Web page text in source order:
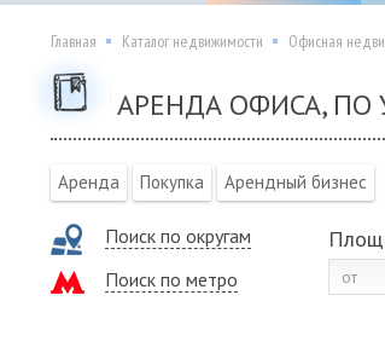
Главная Каталог недвижимости Офисная
АРЕНДА ОФИСА,
Аренда Покупка Арендный бизнес
Поиск по округам
Поиск по метро